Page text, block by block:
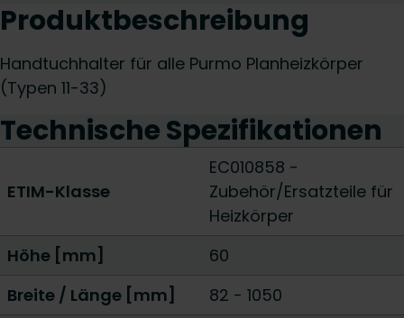
Produktbeschreibung
Handtuchhalter für alle Purmo Planheizkörper
(Typen 11-33)
Technische Spezifikationen
ETIM-Klasse
EC010858 -
Zubehör/Ersatzteile für
Heizkörper
Höhe [mm]
60
Breite / Länge [mm]
82 - 1050